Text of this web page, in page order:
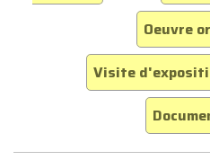
Oeuvre
Visite